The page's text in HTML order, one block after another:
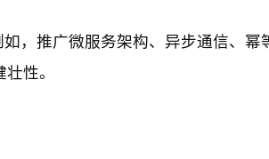
，推广微服务架构、异步通信、幂
性。